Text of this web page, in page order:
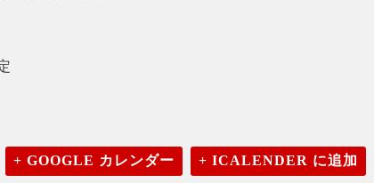
+ GOOGLE カレンダー + ICALENDER に追加